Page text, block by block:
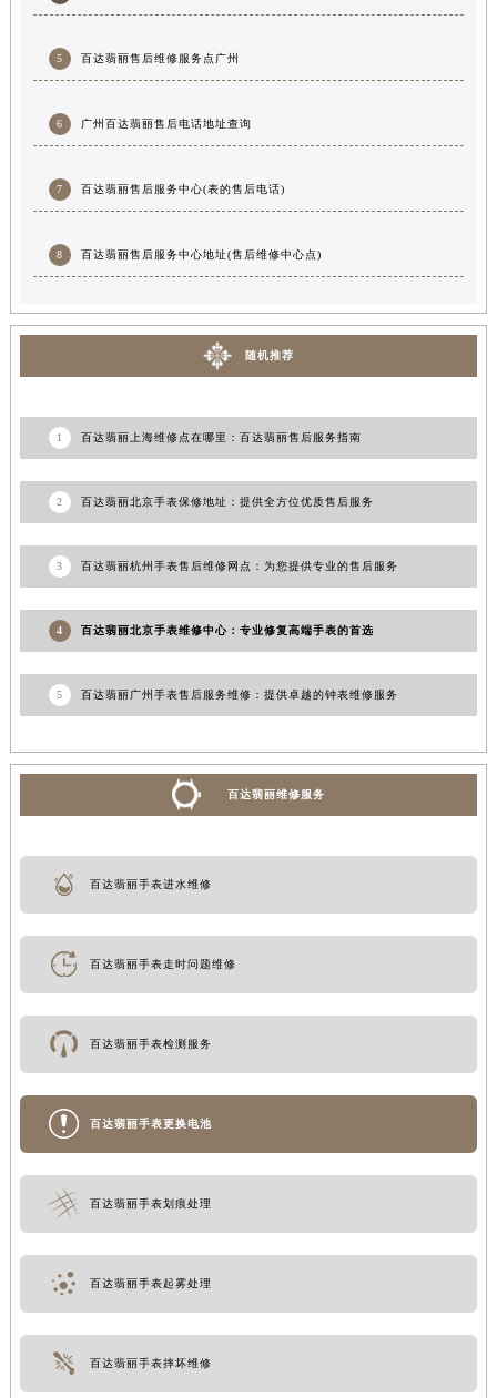
5 百达翡丽售后维修服务点广州
6 广州百达翡丽售后电话地址查询
7 百达翡丽售后服务中心(表的售后电话)
8 百达翡丽售后服务中心地址(售后维修中心点)
随机推荐
1 百达翡丽上海维修点在哪里：百达翡丽售后服务指南
2 百达翡丽北京手表保修地址：提供全方位优质售后服务
3 百达翡丽杭州手表售后维修网点：为您提供专业的售后服务
4 百达翡丽北京手表维修中心：专业修复高端手表的首选
5 百达翡丽广州手表售后服务维修：提供卓越的钟表维修服务
百达翡丽维修服务
百达翡丽手表进水维修
百达翡丽手表走时问题维修
百达翡丽手表检测服务
百达翡丽手表更换电池
百达翡丽手表划痕处理
百达翡丽手表起雾处理
百达翡丽手表摔坏维修